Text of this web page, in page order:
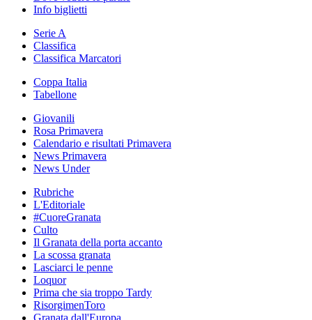
Info biglietti
Serie A
Classifica
Classifica Marcatori
Coppa Italia
Tabellone
Giovanili
Rosa Primavera
Calendario e risultati Primavera
News Primavera
News Under
Rubriche
L'Editoriale
#CuoreGranata
Culto
Il Granata della porta accanto
La scossa granata
Lasciarci le penne
Loquor
Prima che sia troppo Tardy
RisorgimenToro